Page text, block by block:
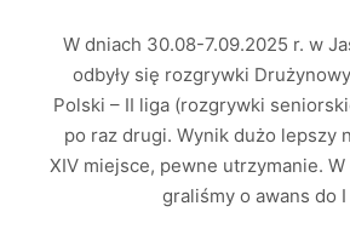
W dniach 30.08-7.09.2025 r. w
odbyły się rozgrywki
Polski – II liga (rozgrywki
po raz drugi. Wynik dużo lepszy
XIV miejsce, pewne utrzymanie.
graliśmy o awans do